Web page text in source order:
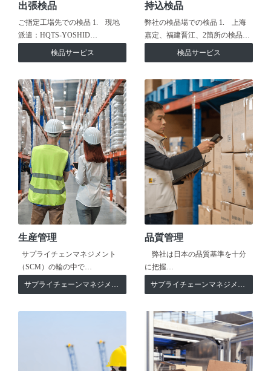
出張検品
ご指定工場先での検品 1. 現地
派遣：HQTS-YOSHID…
検品サービス
持込検品
弊社の検品場での検品 1. 上海
嘉定、福建晋江、2箇所の検品…
検品サービス
生産管理
サプライチェンマネジメント
（SCM）の輪の中で…
サプライチェーンマネジメント
品質管理
弊社は日本の品質基準を十分
に把握…
サプライチェーンマネジメント